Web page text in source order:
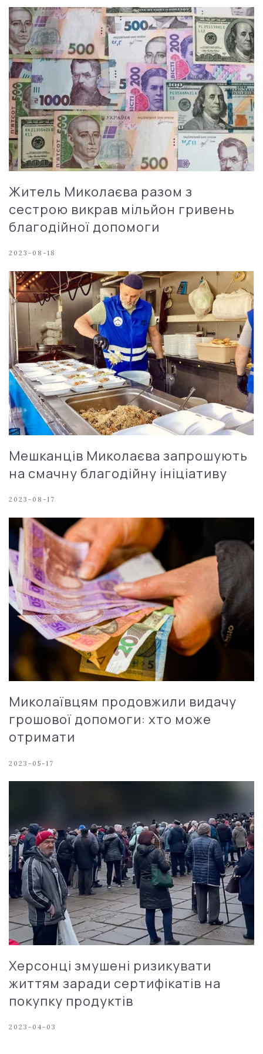
Житель Миколаєва разом з
сестрою викрав мільйон гривень
благодійної допомоги
2023-08-18
Мешканців Миколаєва запрошують
на смачну благодійну ініціативу
2023-08-17
Миколаївцям продовжили видачу
грошової допомоги: хто може
отримати
2023-05-17
Херсонці змушені ризикувати
життям заради сертифікатів на
покупку продуктів
2023-04-03